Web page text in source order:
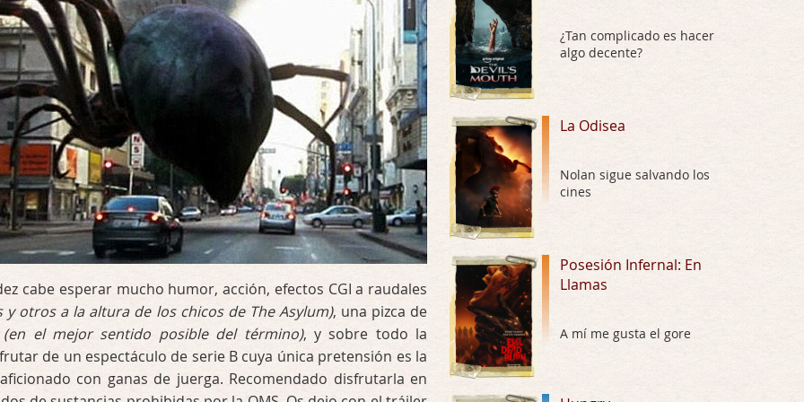
cabe esperar mucho humor, acción, efectos CGI a raudales
y otros a la altura de los chicos de The Asylum), una pizca de
(en el mejor sentido posible del término), y sobre todo la
de un espectáculo de serie B cuya única pretensión es la
con ganas de juerga. Recomendado disfrutarla en
Por: Draghann
No sé si entrar en polémicas con respect …
Trance
Por: Luar
El señor de las moscas
Por: Luar
Hungry
Por: Croc
Las 10 películas gore de Almas
Oscuras
Por: JORDI CRUYFF
¿Tan complicado es hacer
algo decente?
La Odisea
Nolan sigue salvando los
cines
Posesión Infernal: En
Llamas
A mí me gusta el gore